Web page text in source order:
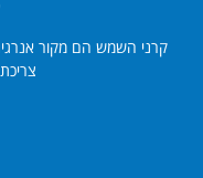
קרני השמש הם מקור